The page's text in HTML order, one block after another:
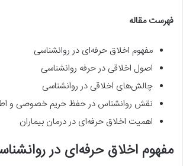
فهرست مقاله
مفهوم اخلاق حرفه‌ای در روانشناسی
اصول اخلاقی در حرفه روانشناسی
چالش‌های اخلاقی در روانشناسی
نقش روانشناس در حفظ حریم خصوصی و
اهمیت اخلاق حرفه‌ای در درمان بیماران
مفهوم اخلاق حرفه‌ای در